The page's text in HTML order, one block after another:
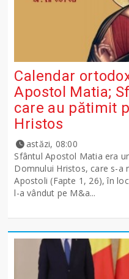
Calendar
Apostol Matia;
care au pătimit
Hristos
astăzi, 08:00
Sfântul Apostol Matia era
Domnului Hristos, care s-a
Apostoli (Fapte 1, 26), în
l-a vândut pe M&a...